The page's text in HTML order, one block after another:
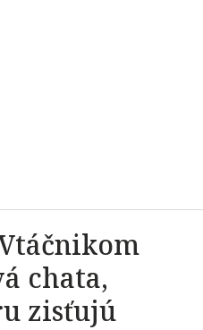
chata,
zisťujú